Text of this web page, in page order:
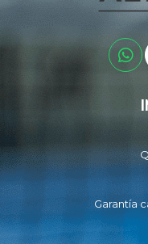
Garantía